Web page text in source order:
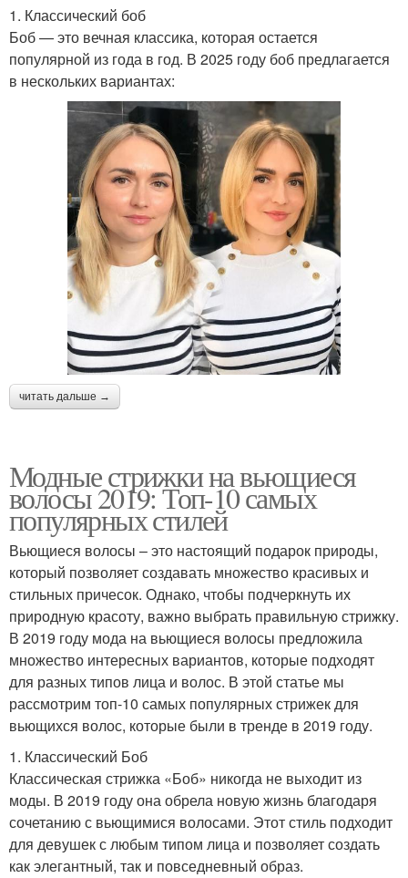
1. Классический боб
Боб — это вечная классика, которая остается
популярной из года в год. В 2025 году боб предлагается
в нескольких вариантах:
читать дальше →
Модные стрижки на вьющиеся
волосы 2019: Топ-10 самых
популярных стилей
Вьющиеся волосы – это настоящий подарок природы,
который позволяет создавать множество красивых и
стильных причесок. Однако, чтобы подчеркнуть их
природную красоту, важно выбрать правильную стрижку.
В 2019 году мода на вьющиеся волосы предложила
множество интересных вариантов, которые подходят
для разных типов лица и волос. В этой статье мы
рассмотрим топ-10 самых популярных стрижек для
вьющихся волос, которые были в тренде в 2019 году.
1. Классический Боб
Классическая стрижка «Боб» никогда не выходит из
моды. В 2019 году она обрела новую жизнь благодаря
сочетанию с вьющимися волосами. Этот стиль подходит
для девушек с любым типом лица и позволяет создать
как элегантный, так и повседневный образ.